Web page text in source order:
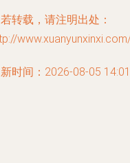
转载，请注明出处：
时间：2026-08-05